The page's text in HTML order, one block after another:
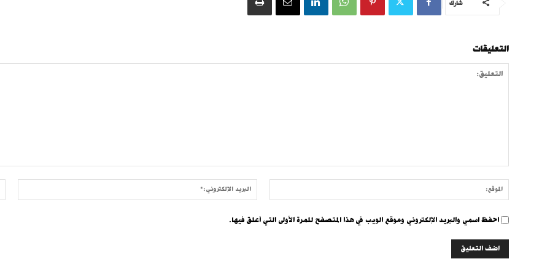
شارك
التعليقات
الموقع:
احفظ اسمي والبريد الإلكتروني وموقع الويب في هذا المتصفح للمرة الأولى التي أعلق فيها.